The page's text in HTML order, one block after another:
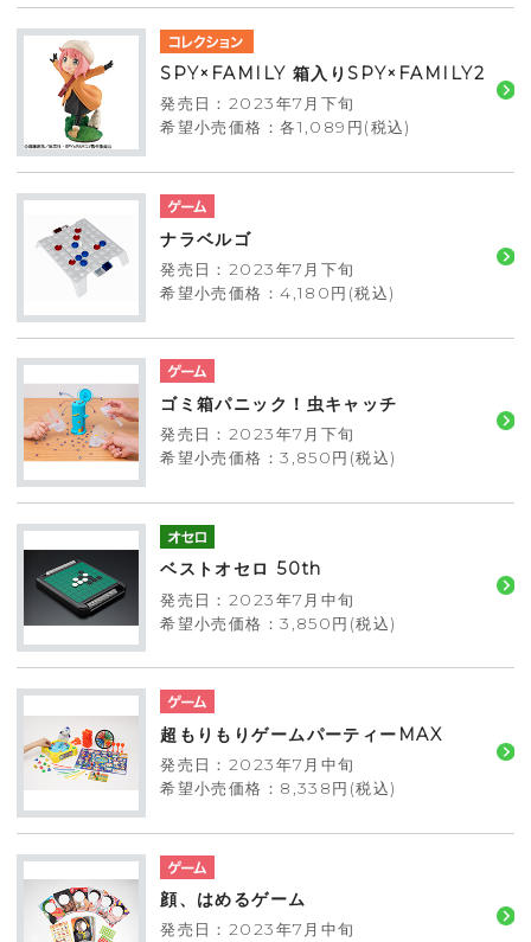
SPY×FAMILY 箱入りSPY×FAMILY2
発売日：2023年7月下旬
希望小売価格：各1,089円(税込)
ナラベルゴ
発売日：2023年7月下旬
希望小売価格：4,180円(税込)
ゴミ箱パニック！虫キャッチ
発売日：2023年7月下旬
希望小売価格：3,850円(税込)
ベストオセロ 50th
発売日：2023年7月中旬
希望小売価格：3,850円(税込)
超もりもりゲームパーティーMAX
発売日：2023年7月中旬
希望小売価格：8,338円(税込)
顔、はめるゲーム
発売日：2023年7月中旬